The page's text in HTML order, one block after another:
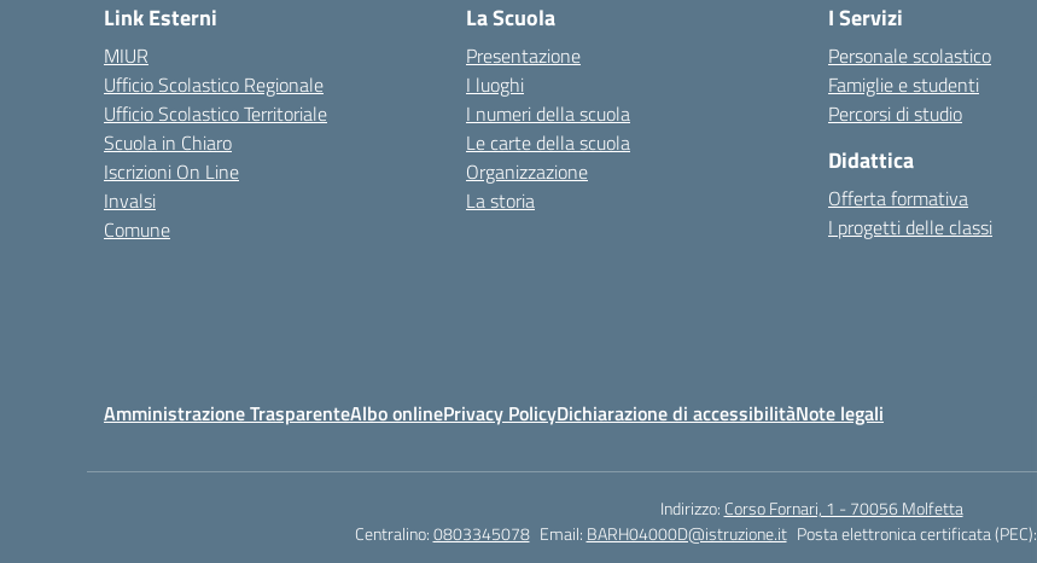
Link Esterni
MIUR
Ufficio Scolastico Regionale
Ufficio Scolastico Territoriale
Scuola in Chiaro
Iscrizioni On Line
Invalsi
Comune
La Scuola
Presentazione
I luoghi
I numeri della scuola
Le carte della scuola
Organizzazione
La storia
I Servizi
Personale scolastico
Famiglie e studenti
Percorsi di studio
Didattica
Offerta formativa
I progetti delle classi
Amministrazione TrasparenteAlbo onlinePrivacy PolicyDichiarazione di accessibilitàNote legali
Indirizzo: Corso Fornari, 1 - 70056 Molfetta
Centralino:0803345078 Email: BARH04000D@istruzione.it Posta elettronica certificata (PEC):